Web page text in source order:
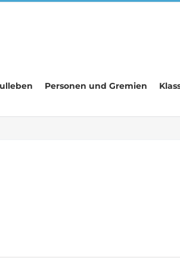
Personen und Gremien